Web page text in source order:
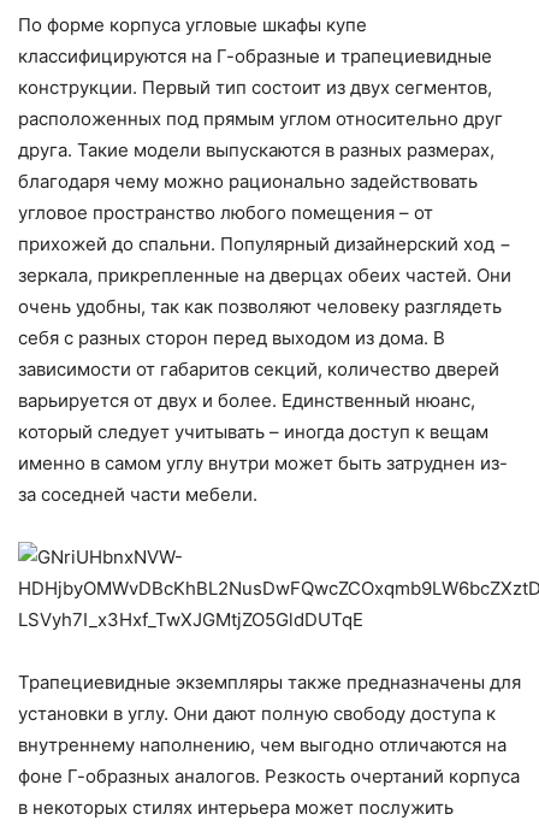
По форме корпуса угловые шкафы купе
классифицируются на Г-образные и трапециевидные
конструкции. Первый тип состоит из двух сегментов,
расположенных под прямым углом относительно друг
друга. Такие модели выпускаются в разных размерах,
благодаря чему можно рационально задействовать
угловое пространство любого помещения – от
прихожей до спальни. Популярный дизайнерский ход −
зеркала, прикрепленные на дверцах обеих частей. Они
очень удобны, так как позволяют человеку разглядеть
себя с разных сторон перед выходом из дома. В
зависимости от габаритов секций, количество дверей
варьируется от двух и более. Единственный нюанс,
который следует учитывать – иногда доступ к вещам
именно в самом углу внутри может быть затруднен из-
за соседней части мебели.
Трапециевидные экземпляры также предназначены для
установки в углу. Они дают полную свободу доступа к
внутреннему наполнению, чем выгодно отличаются на
фоне Г-образных аналогов. Резкость очертаний корпуса
в некоторых стилях интерьера может послужить